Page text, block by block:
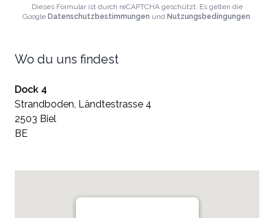
Dieses Formular ist durch reCAPTCHA geschützt. Es gelten die
Google Datenschutzbestimmungen und Nutzungsbedingungen.
Wo du uns findest
Dock 4
Strandboden, Ländtestrasse 4
2503 Biel
BE